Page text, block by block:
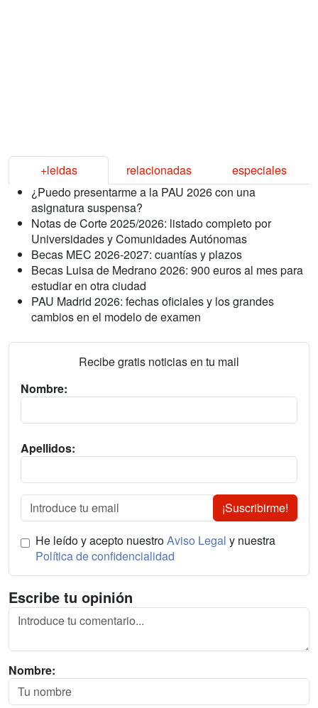
+leidas relacionadas
especiales
¿Puedo presentarme a la PAU 2026 con una
asignatura suspensa?
Notas de Corte 2025/2026: listado completo por
Universidades y Comunidades Autónomas
Becas MEC 2026-2027: cuantías y plazos
Becas Luisa de Medrano 2026: 900 euros al mes para
estudiar en otra ciudad
PAU Madrid 2026: fechas oficiales y los grandes
cambios en el modelo de examen
Recibe gratis noticias en tu mail
Nombre:
Apellidos:
¡Suscribirme!
He leído y acepto nuestroAviso Legal y nuestra
Política de confidencialidad
Escribe tu opinión
Nombre: